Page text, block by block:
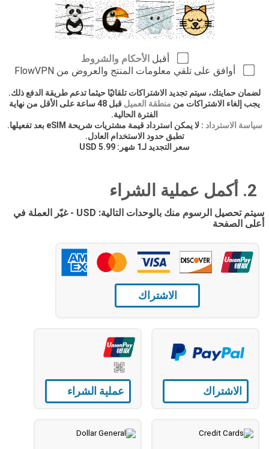
أقبل الأحكام والشروط
أوافق على تلقي معلومات المنتج والعروض من FlowVPN
لضمان حمايتك، سيتم تجديد الاشتراكات تلقائيًا حيثما تدعم طريقة الدفع ذلك.
يجب إلغاء الاشتراكات من منطقة العميل
قبل 48 ساعة على الأقل من نهاية
الفترة الحالية.
سياسة الاسترداد
: لا يمكن استرداد قيمة مشتريات شريحة eSIM بعد تفعيلها.
تطبق حدود الاستخدام العادل.
سعر التجديد لـ1 شهر: 5.99 USD
2. أكمل عملية الشراء
سيتم تحصيل الرسوم منك بالوحدات التالية: USD - غيّر العملة في
أعلى الصفحة
الاشتراك
الاشتراك عملية الشراء